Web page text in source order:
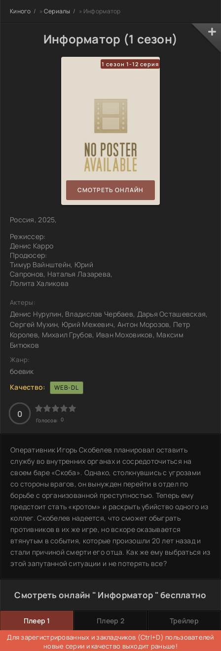
Киного » Сериалы » Информатор
Информатор (1 сезон)
1 сезон 1-12 серия
СМОТРЕТЬ ОНЛАЙН
Россия, 2025,
Режиссер:
Денис Карро
Продюсер:
Тимур Вайнштейн, Юрий
Сапронов, Наталья Лазарева,
Лолита Халикова
Актеры:
Денис Нурулин, Владислав Чербаев, Дарья Осташевская,
Сергей Мухин, Юрий Межевич, Антон Морозов, Петр
Королев, Михаил Грубов, Иван Моховиков, Максим
Битюков
Жанр:
боевик
Качество:
WEB-DL
0
Голосов: 0
Оперативник Игорь Скобелев планировал оставить
службу во внутренних органах и сосредоточиться на
своем баре «Скоба». Однако, столкнувшись с угрозами
со стороны врагов, он вынужден перейти в отдел по
борьбе с организованной преступностью. Теперь ему
предстоит стать «кротом» и раскрыть убийство одного из
коллег. Скобелев надеется, что сможет обыграть
противников в их же игре, но вскоре оказывается
втянутым в события, которые произошли 20 лет назад и
стали причиной смерти его отца. Как же ему выбраться из
этой запутанной ситуации и не потерять все?
Смотреть онлайн " Информатор " бесплатно
Плеер 1 Плеер 2 Трейлер
Для зарегистрированных и закладчиков (Ctrl+D) пользователей
новые серии и качество выходит раньше!